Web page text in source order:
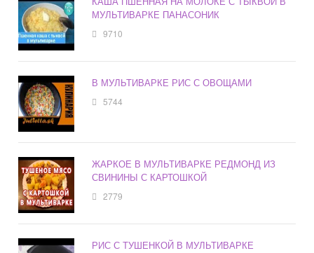
МУЛЬТИВАРКЕ ПАНАСОНИК
9710
В МУЛЬТИВАРКЕ РИС С ОВОЩАМИ
5744
ЖАРКОЕ В МУЛЬТИВАРКЕ РЕДМОНД ИЗ
СВИНИНЫ С КАРТОШКОЙ
2779
РИС С ТУШЕНКОЙ В МУЛЬТИВАРКЕ